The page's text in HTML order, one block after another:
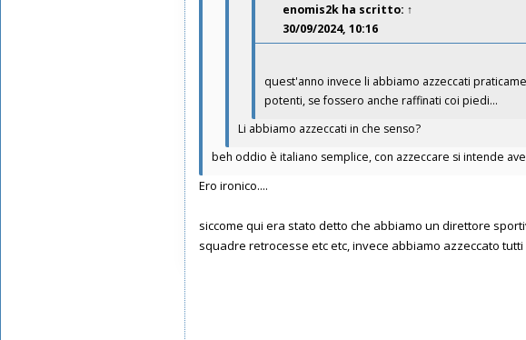
enomis2k ha scritto: ↑
30/09/2024, 10:16
quest'anno invece li abbiamo azzeccati
potenti, se fossero anche raffinati coi piedi...
Li abbiamo azzeccati in che senso?
beh oddio è italiano semplice, con azzeccare si intende
Ero ironico....
siccome qui era stato detto che abbiamo un direttore
squadre retrocesse etc etc, invece abbiamo azzeccato tutti